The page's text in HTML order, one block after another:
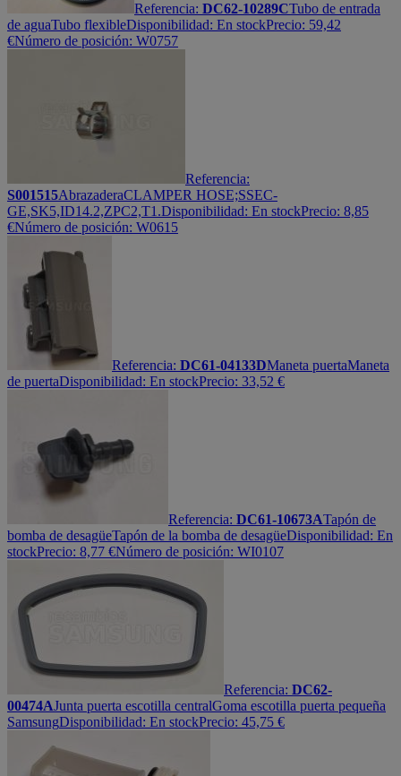
Referencia: DC62-10289CTubo de entrada
de aguaTubo flexibleDisponibilidad: En stockPrecio: 59,42
€Número de posición: W0757
Referencia:
S001515AbrazaderaCLAMPER HOSE;SSEC-
GE,SK5,ID14.2,ZPC2,T1.Disponibilidad: En stockPrecio: 8,85
€Número de posición: W0615
Referencia: DC61-04133DManeta puertaManeta
de puertaDisponibilidad: En stockPrecio: 33,52 €
Referencia: DC61-10673ATapón de
bomba de desagüeTapón de la bomba de desagüeDisponibilidad: En
stockPrecio: 8,77 €Número de posición: WI0107
Referencia: DC62-
00474AJunta puerta escotilla centralGoma escotilla puerta pequeña
SamsungDisponibilidad: En stockPrecio: 45,75 €